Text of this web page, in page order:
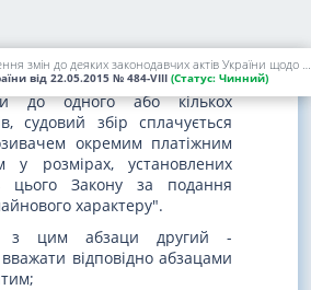
Про внесення змін до деяких законодавчих актів України щодо сплати судового збору
від 22.05.2015 № 484-VIII (Статус: Чинний)
позов немайнового
подається одночасно кількома
до одного або кількох
судовий збір сплачується
окремим платіжним
у розмірах, установлених
цього Закону за подання
характеру".
з цим абзаци другий -
відповідно абзацами